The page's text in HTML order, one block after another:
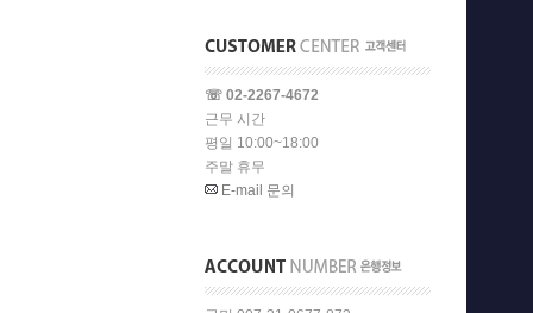
☏ 02-2267-4672
근무 시간
평일 10:00~18:00
주말 휴무
E-mail 문의